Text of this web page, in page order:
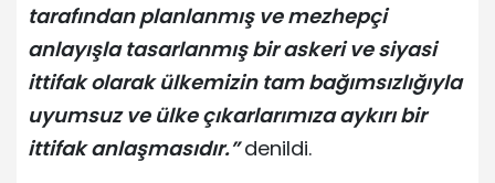
tarafından planlanmış ve mezhepçi
anlayışla tasarlanmış bir askeri ve siyasi
ittifak olarak ülkemizin tam bağımsızlığıyla
uyumsuz ve ülke çıkarlarımıza aykırı bir
ittifak anlaşmasıdır.” denildi.